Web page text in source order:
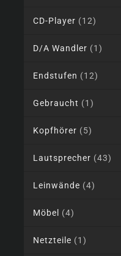
CD-Player (12)
D/A Wandler (1)
Endstufen (12)
Gebraucht (1)
Kopfhörer (5)
Lautsprecher (43)
Leinwände (4)
Möbel (4)
Netzteile (1)